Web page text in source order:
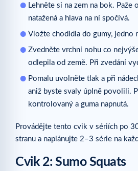
Lehněte si na zem na bok. Paže
natažená a hlava na ní spočívá.
Vložte chodidla do gumy, jedno
Zvedněte vrchní nohu co
odlepila od země. Při zvedání
Pomalu uvolněte tlak a při
aniž byste svaly úplně povolili.
kontrolovaný a guma napnutá.
Provádějte tento cvik v sériích po
stranu a naplánujte 2–3 série na
Cvik 2: Sumo Squats